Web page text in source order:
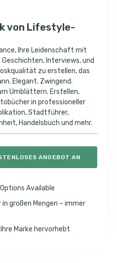
von Lifestyle-
Ihre Leidenschaft mit
Interviews, und
zu erstellen, das
Elegant. Zwingend.
Umblättern. Erstellen,
in professioneller
Stadtführer,
Handelsbuch und mehr.
ANGEBOT AN
Available
großen Mengen – immer
Marke hervorhebt